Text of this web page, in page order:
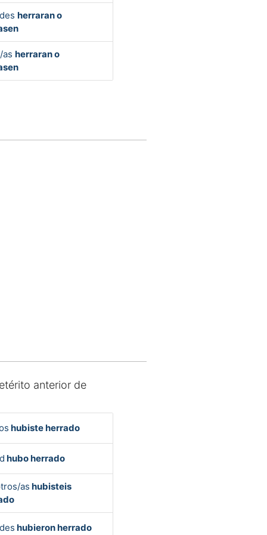
herraran o
asherraran o
anterior de
hubiste herrado
hubo herrado
as hubisteis
hubieron herrado